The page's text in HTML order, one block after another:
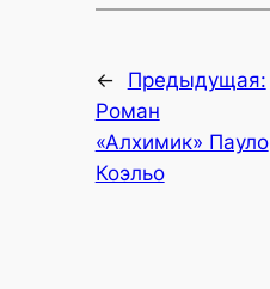
←
Предыдущая:
Роман
«Алхимик» Пауло
Коэльо